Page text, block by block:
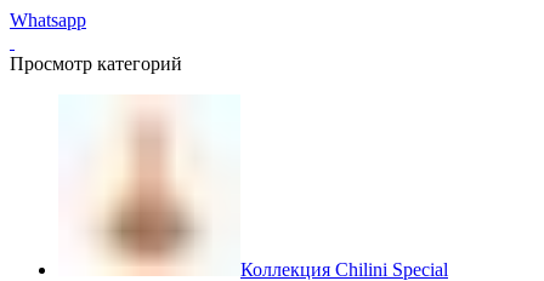
Whatsapp
Просмотр категорий
Коллекция Chilini Special